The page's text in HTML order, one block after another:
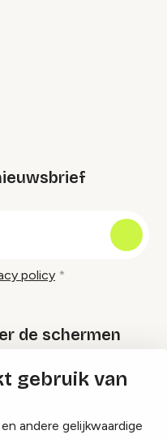
gebruik van
andere gelijkwaardige
policy
de schermen